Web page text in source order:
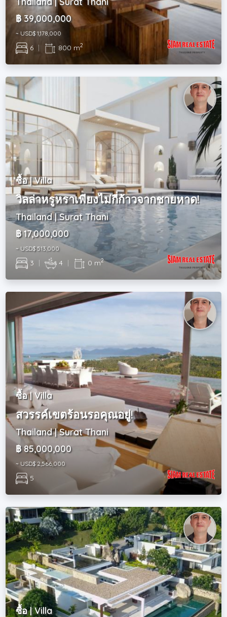
฿ 39,000,000
~ USD$ 1,178,000
6 | 800 m2
ซื้อ | Villa
วิลล่าหรูหราเพียงไม่กี่ก้าวจากชายหาด!
Thailand | Surat Thani
฿ 17,000,000
~ USD$ 513,000
3 | 4 | 0 m2
ซื้อ | Villa
สวรรค์เขตร้อนรอคุณอยู่!
Thailand | Surat Thani
฿ 85,000,000
~ USD$ 2,566,000
5
ซื้อ | Villa